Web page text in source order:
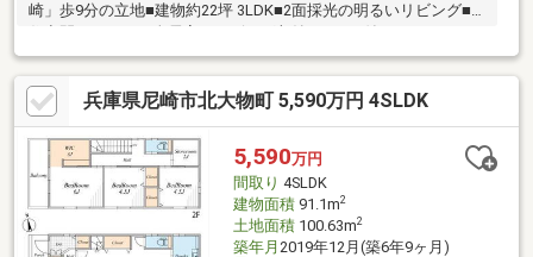
崎」歩9分の立地■建物約22坪 3LDK■2面採光の明るいリビング■
有でセキュリティ安心■全室洋室でお掃除かんたん♪■小・中学
校、スーパー、病院が徒歩10分圏内で生活便利〈リフォーム内
容〉・システムキッチン新調・洗面化粧台新調・ユニットバス新
調・温水洗浄便座付トイレ新調・クロス・フローリング貼替・建
具新調・給湯器新調などお家探しは、『物件掲載数No.1』のトラ
ストホームにお任せください！ 0120-39-3909
兵庫県尼崎市北大物町 5,590万円 4SLDK
5,590万円
間取り 4SLDK
建物面積91.1m2
土地面積100.63m2
築年月 2019年12月(築6年9ヶ月)